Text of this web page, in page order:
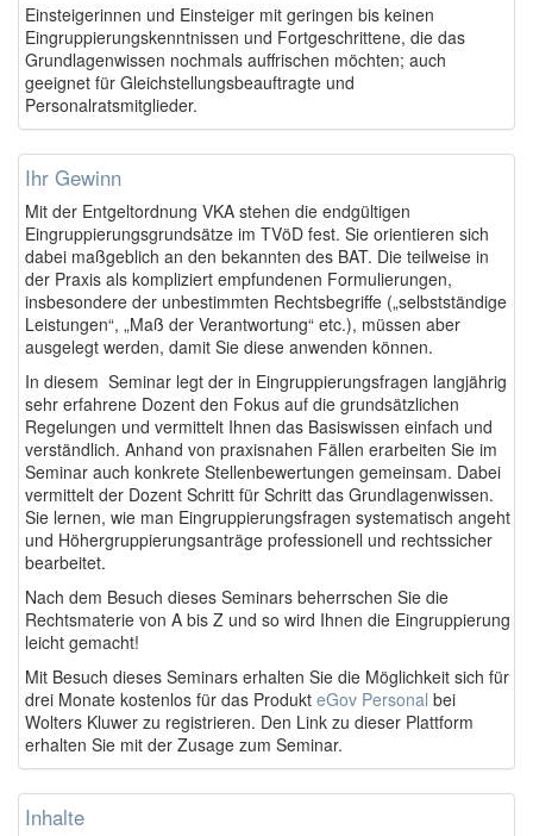
Einsteigerinnen und Einsteiger mit geringen bis keinen
Eingruppierungskenntnissen und Fortgeschrittene, die das
Grundlagenwissen nochmals auffrischen möchten; auch
geeignet für Gleichstellungsbeauftragte und
Personalratsmitglieder.
Ihr Gewinn
Mit der Entgeltordnung VKA stehen die endgültigen
Eingruppierungsgrundsätze im TVöD fest. Sie orientieren sich
dabei maßgeblich an den bekannten des BAT. Die teilweise in
der Praxis als kompliziert empfundenen Formulierungen,
insbesondere der unbestimmten Rechtsbegriffe („selbstständige
Leistungen“, „Maß der Verantwortung“ etc.), müssen aber
ausgelegt werden, damit Sie diese anwenden können.
In diesem Seminar legt der in Eingruppierungsfragen langjährig
sehr erfahrene Dozent den Fokus auf die grundsätzlichen
Regelungen und vermittelt Ihnen das Basiswissen einfach und
verständlich. Anhand von praxisnahen Fällen erarbeiten Sie im
Seminar auch konkrete Stellenbewertungen gemeinsam. Dabei
vermittelt der Dozent Schritt für Schritt das Grundlagenwissen.
Sie lernen, wie man Eingruppierungsfragen systematisch angeht
und Höhergruppierungsanträge professionell und rechtssicher
bearbeitet.
Nach dem Besuch dieses Seminars beherrschen Sie die
Rechtsmaterie von A bis Z und so wird Ihnen die Eingruppierung
leicht gemacht!
Mit Besuch dieses Seminars erhalten Sie die Möglichkeit sich für
drei Monate kostenlos für das Produkt eGov Personal bei
Wolters Kluwer zu registrieren. Den Link zu dieser Plattform
erhalten Sie mit der Zusage zum Seminar.
Inhalte